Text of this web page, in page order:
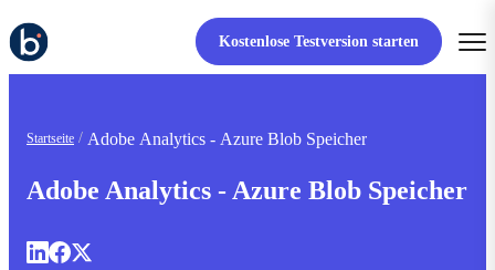
Kostenlose Testversion starten
Startseite Adobe Analytics - Azure Blob Speicher
Adobe Analytics - Azure Blob Speicher